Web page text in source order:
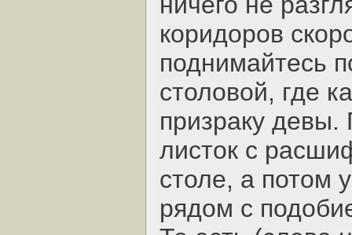
коридоров
поднимайтесь
столовой, где
призраку девы.
листок с
столе, а потом
рядом с